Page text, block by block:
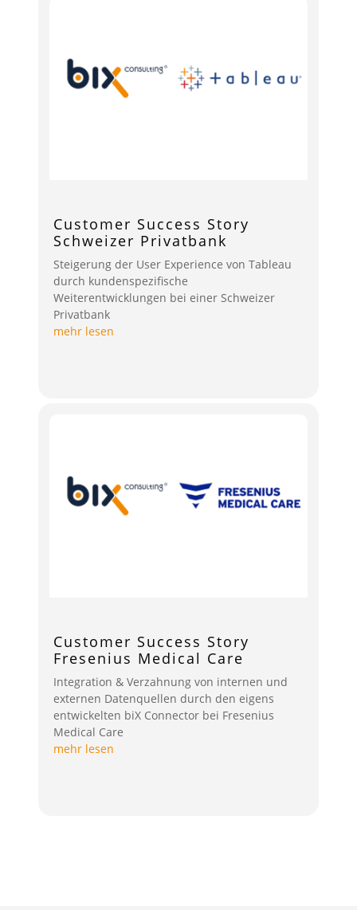
Customer Success Story
Schweizer Privatbank
Steigerung der User Experience von Tableau
durch kundenspezifische
Weiterentwicklungen bei einer Schweizer
Privatbank
mehr lesen
Customer Success Story
Fresenius Medical Care
Integration & Verzahnung von internen und
externen Datenquellen durch den eigens
entwickelten biX Connector bei Fresenius
Medical Care
mehr lesen